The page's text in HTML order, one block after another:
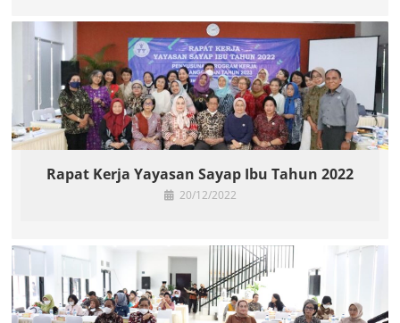
Rapat Kerja Yayasan Sayap Ibu Tahun 2022
20/12/2022